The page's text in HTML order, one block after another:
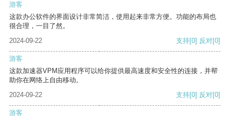
游客
这款办公软件的界面设计非常简洁，使用起来非常方便。功能的布局也
很合理，一目了然。
2024-09-22
支持[0] 反对[0]
游客
这款加速器VPM应用程序可以给你提供最高速度和安全性的连接，并帮
助你在网络上自由移动。
2024-09-22
支持[0] 反对[0]
游客